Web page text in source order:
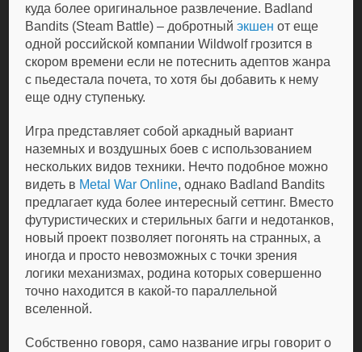
куда более оригинальное развлечение. Badland
Bandits (Steam Battle) – добротныйэкшен от еще
одной российской компании Wildwolf грозится в
скором времени если не потеснить адептов жанра
с пьедестала почета, то хотя бы добавить к нему
еще одну ступеньку.
Игра представляет собой аркадный вариант
наземных и воздушных боев с использованием
нескольких видов техники. Нечто подобное можно
видеть в Metal War Online, однако Badland Bandits
предлагает куда более интересный сеттинг. Вместо
футуристических и стерильных багги и недотанков,
новый проект позволяет погонять на странных, а
иногда и просто невозможных с точки зрения
логики механизмах, родина которых совершенно
точно находится в какой-то параллельной
вселенной.
Собственно говоря, само название игры говорит о